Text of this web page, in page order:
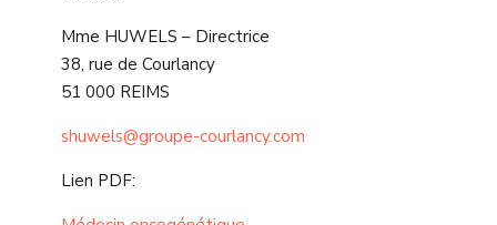
Mme HUWELS – Directrice
38, rue de Courlancy
51 000 REIMS
shuwels@groupe-courlancy.com
Lien PDF: